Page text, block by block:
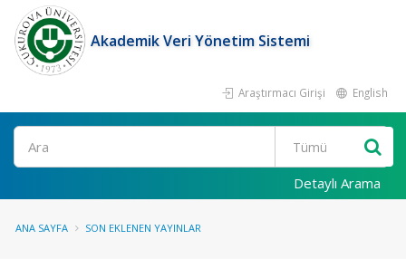
Akademik Veri Yönetim Sistemi
Araştırmacı Girişi English
Ara
Detaylı Arama
ANA SAYFA SON EKLENEN YAYINLAR